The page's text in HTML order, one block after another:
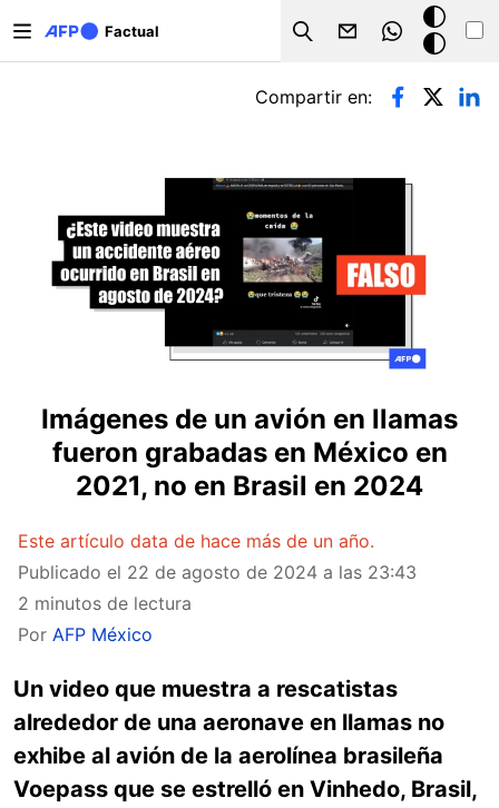
Factual
Search
Modo
oscuro
Solapas principales
Compartir en:
Imágenes de un avión en llamas
fueron grabadas en México en
2021, no en Brasil en 2024
Este artículo data de hace más de un año.
Publicado el 22 de agosto de 2024 a las 23:43
2 minutos de lectura
Por AFP México
Un video que muestra a rescatistas
alrededor de una aeronave en llamas no
exhibe al avión de la aerolínea brasileña
Voepass que se estrelló en Vinhedo, Brasil,